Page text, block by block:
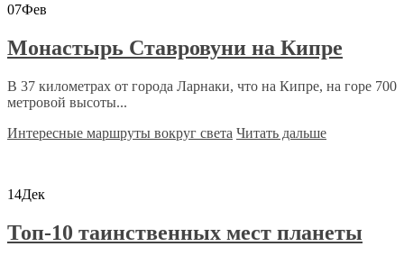
07Фев
Монастырь Ставровуни на Кипре
В 37 километрах от города Ларнаки, что на Кипре, на горе 700
метровой высоты...
Интересные маршруты вокруг света Читать дальше
14Дек
Топ-10 таинственных мест планеты